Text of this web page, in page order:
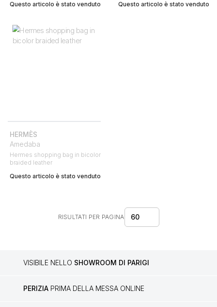
argentata
Questo articolo è stato venduto
quadretti e pelle martellata
Questo articolo è stato venduto
HERMÈS
Amedaba
Hermes shopping bag in bicolor
braided leather
Questo articolo è stato venduto
RISULTATI PER PAGINA 60
VISIBILE NELLO SHOWROOM DI PARIGI
PERIZIA PRIMA DELLA MESSA ONLINE